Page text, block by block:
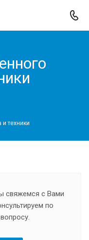
и техники
свяжемся с Вами
по